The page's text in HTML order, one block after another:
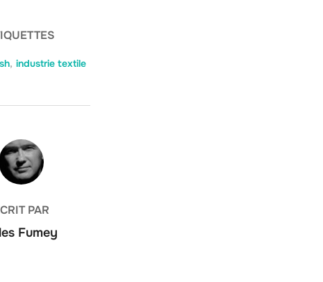
, industrie textile
LA PUBLICATION
PAR
Fumey